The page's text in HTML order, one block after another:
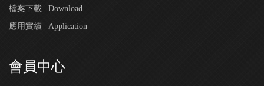
檔案下載 | Download
應用實績 | Application
會員中心